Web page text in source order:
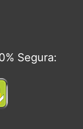
Segura: